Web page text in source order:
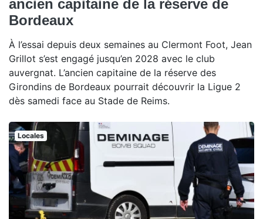
ancien capitaine de la réserve de
Bordeaux
À l’essai depuis deux semaines au Clermont Foot, Jean
Grillot s’est engagé jusqu’en 2028 avec le club
auvergnat. L’ancien capitaine de la réserve des
Girondins de Bordeaux pourrait découvrir la Ligue 2
dès samedi face au Stade de Reims.
Locales